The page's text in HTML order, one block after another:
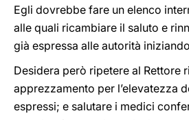
Egli dovrebbe fare un elenco
alle quali ricambiare il saluto e
già espressa alle autorità
Desidera però ripetere al Rettore
apprezzamento per l’elevatezza
espressi; e salutare i medici